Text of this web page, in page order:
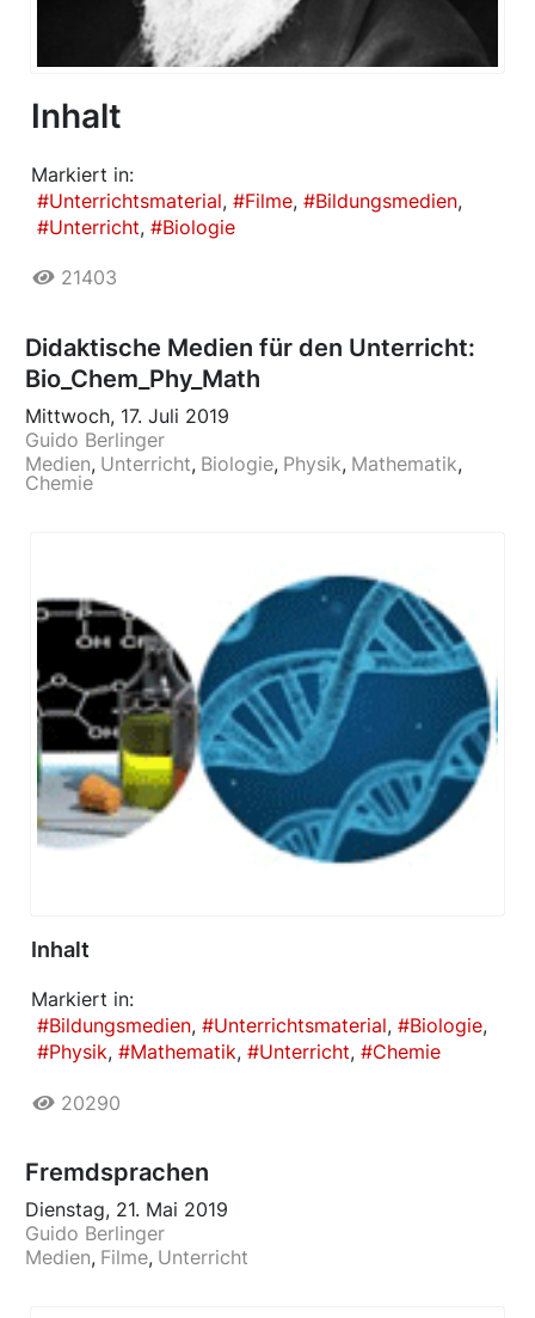
Inhalt
Markiert in:
Unterrichtsmaterial
Filme
Bildungsmedien
Unterricht
Biologie
21403
Didaktische Medien für den Unterricht:
Bio_Chem_Phy_Math
Mittwoch, 17. Juli 2019
Guido Berlinger
Medien Unterricht Biologie Physik Mathematik
Chemie
Inhalt
Markiert in:
Bildungsmedien
Unterrichtsmaterial
Biologie
Physik
Mathematik Unterricht Chemie
20290
Fremdsprachen
Dienstag, 21. Mai 2019
Guido Berlinger
Medien Filme Unterricht